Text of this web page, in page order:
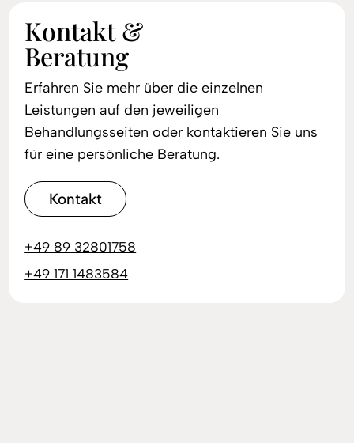
Kontakt &
Beratung
Erfahren Sie mehr über die einzelnen
Leistungen auf den jeweiligen
Behandlungsseiten oder kontaktieren Sie uns
für eine persönliche Beratung.
Kontakt
+49 89 32801758
+49 171 1483584